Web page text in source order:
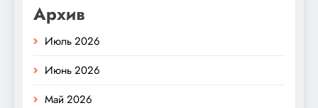
Архив
Июль 2026
Июнь 2026
Май 2026